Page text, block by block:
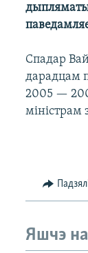
Спадар
дарадцам
2005 —
Яшчэ